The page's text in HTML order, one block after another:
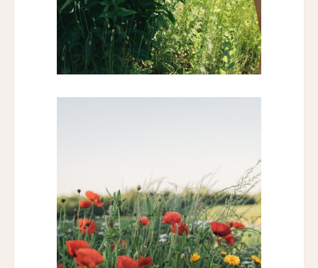
ヴァリー ホテル
Vallie Hotel
カムデン・ハーバー・イン
Camden Harbour Inn
ザ・スターヴランド・ロシアンリバー・バレー
ハンジョウ・ムーショウ・シーシー・ホテル
Hangzhou Muh Shoou Xixi Hotel
ユイテュン・マンション
YiuTeung Mansion
Last
名前 （漢字）
送信
閉じる